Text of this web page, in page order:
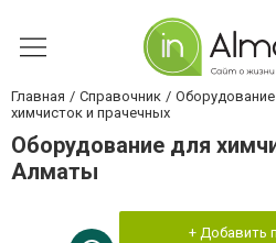
Главная Справочник Оборудование
химчисток и прачечных
Оборудование для
Алматы
+ Добавить